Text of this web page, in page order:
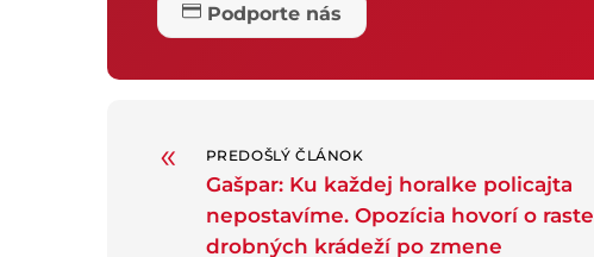
Podporte nás
« PREDOŠLÝ ČLÁNOK
Gašpar: Ku každej horalke policajta
nepostavíme. Opozícia hovorí o raste
drobných krádeží po zmene